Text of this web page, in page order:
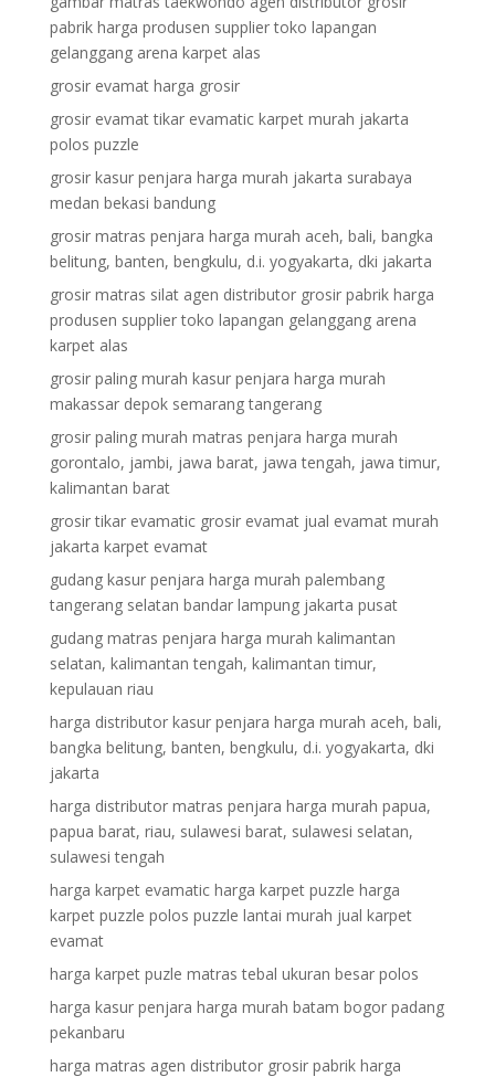
pabrik harga produsen supplier toko lapangan
gelanggang arena karpet alas
grosir evamat harga grosir
grosir evamat tikar evamatic karpet murah jakarta
polos puzzle
grosir kasur penjara harga murah jakarta surabaya
medan bekasi bandung
grosir matras penjara harga murah aceh, bali, bangka
belitung, banten, bengkulu, d.i. yogyakarta, dki jakarta
grosir matras silat agen distributor grosir pabrik harga
produsen supplier toko lapangan gelanggang arena
karpet alas
grosir paling murah kasur penjara harga murah
makassar depok semarang tangerang
grosir paling murah matras penjara harga murah
gorontalo, jambi, jawa barat, jawa tengah, jawa timur,
kalimantan barat
grosir tikar evamatic grosir evamat jual evamat murah
jakarta karpet evamat
gudang kasur penjara harga murah palembang
tangerang selatan bandar lampung jakarta pusat
gudang matras penjara harga murah kalimantan
selatan, kalimantan tengah, kalimantan timur,
kepulauan riau
harga distributor kasur penjara harga murah aceh, bali,
bangka belitung, banten, bengkulu, d.i. yogyakarta, dki
jakarta
harga distributor matras penjara harga murah papua,
papua barat, riau, sulawesi barat, sulawesi selatan,
sulawesi tengah
harga karpet evamatic harga karpet puzzle harga
karpet puzzle polos puzzle lantai murah jual karpet
evamat
harga karpet puzle matras tebal ukuran besar polos
harga kasur penjara harga murah batam bogor padang
pekanbaru
harga matras agen distributor grosir pabrik harga